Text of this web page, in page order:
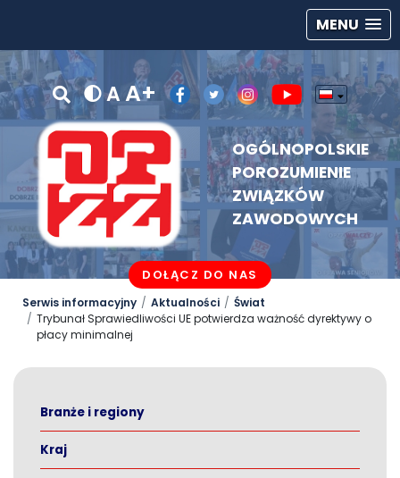
MENU
A A+
OGÓLNOPOLSKIE
POROZUMIENIE
ZWIĄZKÓW
ZAWODOWYCH
DOŁĄCZ DO NAS
Serwis informacyjny Aktualności
Świat
Trybunał Sprawiedliwości UE potwierdza ważność dyrektywy o
płacy minimalnej
Branże i regiony
Kraj